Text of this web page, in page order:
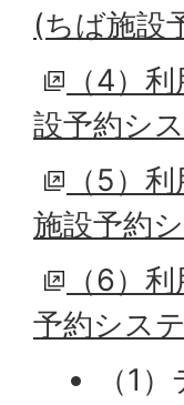
(ちば施設
（4）
設予約シ
（5）
施設予約
（6）
予約シス
（1